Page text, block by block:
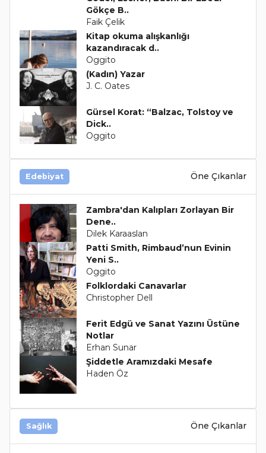
Gökçe B..
Faik Çelik
Kitap okuma alışkanlığı
kazandıracak d..
Oggito
(Kadın) Yazar
J. C. Oates
Gürsel Korat: “Balzac, Tolstoy ve
Dick..
Oggito
Edebiyat Öne Çıkanlar
Zambra'dan Kalıpları Zorlayan Bir
Dene..
Dilek Karaaslan
Patti Smith, Rimbaud’nun Evinin
Yeni S..
Oggito
Folklordaki Canavarlar
Christopher Dell
Ferit Edgü ve Sanat Yazını Üstüne
Notlar
Erhan Sunar
Şiddetle Aramızdaki Mesafe
Haden Öz
Sağlık Öne Çıkanlar